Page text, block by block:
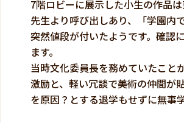
7階ロビーに展示した小生の作品
先生より呼び出しあり、「学園内
突然値段が付いたようです。確認
ます。
当時文化委員長を務めていたこと
激励と、軽い冗談で美術の仲間が
を原因？とする退学もせずに無事